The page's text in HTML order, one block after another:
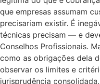
que empresas assumam
precisariam existir. É
técnicas precisam — e
Conselhos Profissionais.
como as obrigações dela
observar os limites e
jurisprudência consolidada.